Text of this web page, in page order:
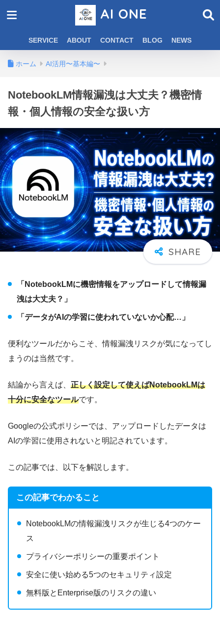
AI ONE
SERVICE ABOUT CONTACT BLOG NEWS
ホーム AI活用〜基本編〜
NotebookLM情報漏洩は大丈夫？機密情
報・個人情報の安全な扱い方
「NotebookLMに機密情報をアップロードして情報漏
洩は大丈夫？」
「データがAIの学習に使われていないか心配…」
便利なツールだからこそ、情報漏洩リスクが気になってし
まうのは当然です。
結論から言えば、 正しく設定して使えばNotebookLMは
十分に安全なツールです。
Googleの公式ポリシーでは、アップロードしたデータは
AIの学習に使用されないと明記されています。
この記事では、以下を解説します。
この記事でわかること
NotebookLMの情報漏洩リスクが生じる4つのケー
ス
プライバシーポリシーの重要ポイント
安全に使い始める5つのセキュリティ設定
無料版とEnterprise版のリスクの違い